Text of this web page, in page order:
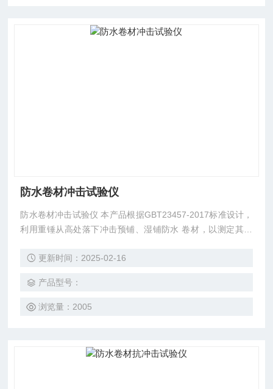
防水卷材冲击试验仪
防水卷材冲击试验仪 本产品根据GBT23457-2017标准设计，
利用重锤从高处落下冲击预铺、湿铺防水 卷材，以测定其抗
更新时间：2025-02-16
产品型号：
浏览量：2005